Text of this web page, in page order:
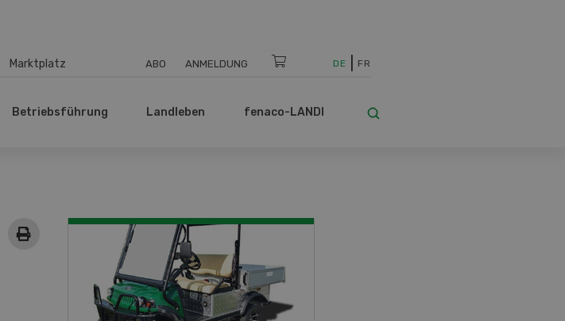
Marktplatz ABO ANMELDUNG DE FR
Betriebsführung Landleben fenaco-LANDI